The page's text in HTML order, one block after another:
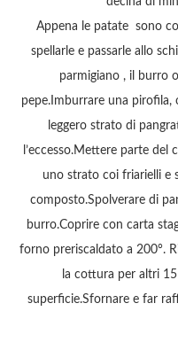
Appena le patate sono
spellarle e passarle allo
parmigiano , il burro
pepe.Imburrare una
leggero strato di
l’eccesso.Mettere parte
uno strato coi friarielli e
composto.Spolverare di
burro.Coprire con carta
forno preriscaldato a 200°.
la cottura per altri
superficie.Sfornare e far